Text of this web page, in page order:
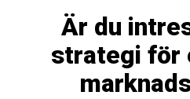
Är du
strategi för